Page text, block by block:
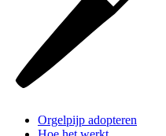
Orgelpijp adopteren